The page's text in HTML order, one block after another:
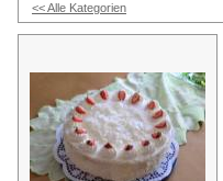
<< Alle Kategorien